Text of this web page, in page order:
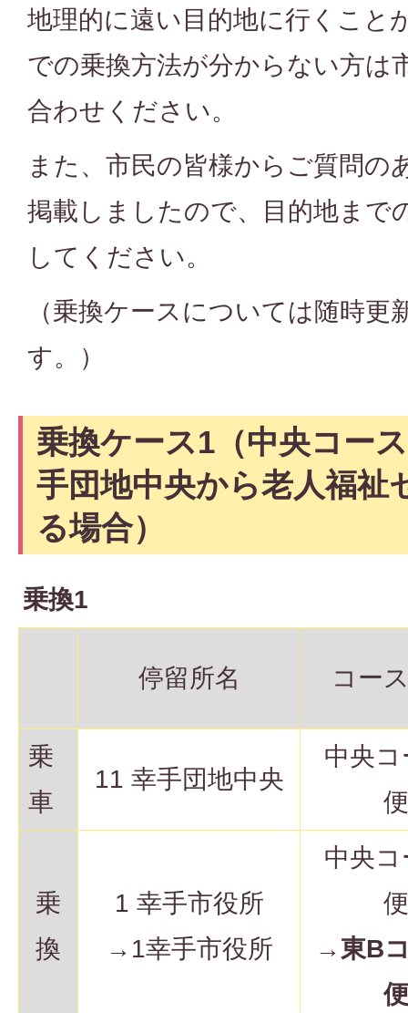
地理的に遠い目的地に行くこと
での乗換方法が分からない方は
合わせください。
また、市民の皆様からご質問の
掲載しましたので、目的地まで
してください。
（乗換ケースについては随時
す。）
乗換ケース1（中央コー
手団地中央から老人福祉
る場合）
乗換1
停留所名 コー
乗
車
11 幸手団地中央
中央
乗
換
1 幸手市役所
→1幸手市役所
中央
→東B